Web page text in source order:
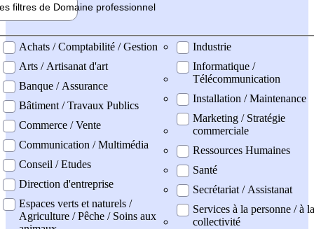
filtres de Domaine professionnel
professionel
Achats / Comptabilité / Gestion
Arts / Artisanat d'art
Banque / Assurance
Bâtiment / Travaux Publics
Commerce / Vente
Communication / Multimédia
Conseil / Etudes
Direction d'entreprise
Espaces verts et naturels /
Agriculture / Pêche / Soins aux
Industrie
Informatique /
Télécommunication
Installation / Maintenance
Marketing / Stratégie
commerciale
Ressources Humaines
Santé
Secrétariat / Assistanat
Services à la personne / à la
collectivité